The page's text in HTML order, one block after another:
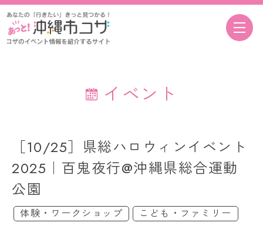
イベント
［10/25］県総ハロウィンイベント
2025｜百鬼夜行@沖縄県総合運動
公園
体験・ワークショップ
こども・ファミリー